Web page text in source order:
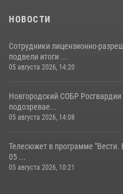
НОВОСТИ
Сотрудники лицензионно-
подвели итоги ...
05 августа 2026, 14:20
Новгородский СОБР
подозревае...
05 августа 2026, 14:08
Телесюжет в программе "Вести.
05 ...
05 августа 2026, 10:21